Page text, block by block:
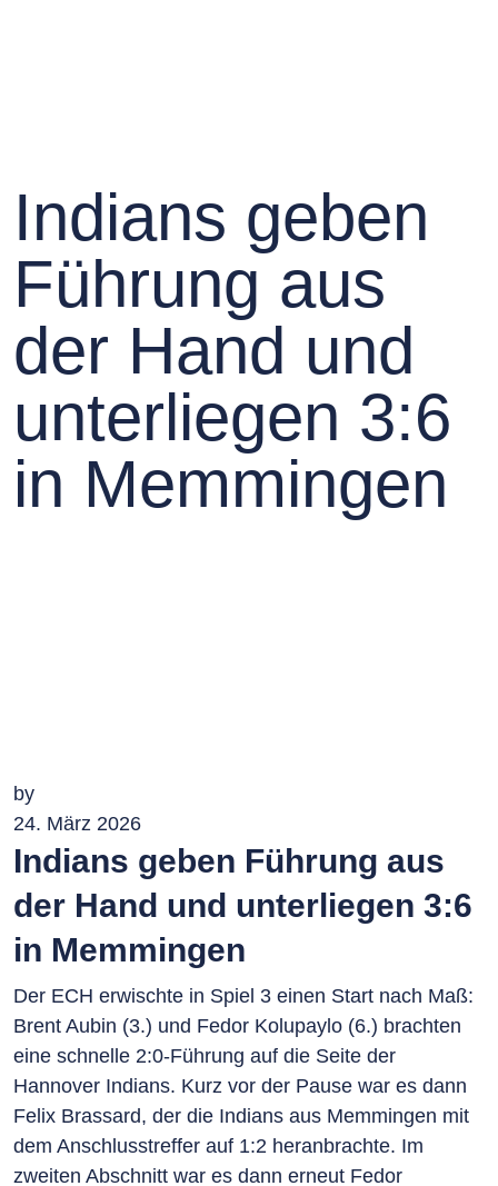
Indians geben
Führung aus
der Hand und
unterliegen 3:6
in Memmingen
by
24. März 2026
Indians geben Führung aus
der Hand und unterliegen 3:6
in Memmingen
Der ECH erwischte in Spiel 3 einen Start nach Maß:
Brent Aubin (3.) und Fedor Kolupaylo (6.) brachten
eine schnelle 2:0-Führung auf die Seite der
Hannover Indians. Kurz vor der Pause war es dann
Felix Brassard, der die Indians aus Memmingen mit
dem Anschlusstreffer auf 1:2 heranbrachte. Im
zweiten Abschnitt war es dann erneut Fedor